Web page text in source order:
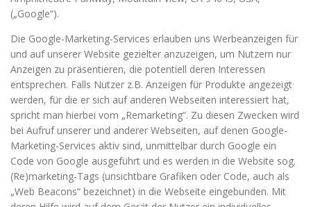
(„Google“).
Die Google-Marketing-Services erlauben uns Werbeanzeigen für
und auf unserer Website gezielter anzuzeigen, um Nutzern nur
Anzeigen zu präsentieren, die potentiell deren Interessen
entsprechen. Falls Nutzer z.B. Anzeigen für Produkte angezeigt
werden, für die er sich auf anderen Webseiten interessiert hat,
spricht man hierbei vom „Remarketing“. Zu diesen Zwecken wird
bei Aufruf unserer und anderer Webseiten, auf denen Google-
Marketing-Services aktiv sind, unmittelbar durch Google ein
Code von Google ausgeführt und es werden in die Website sog.
(Re)marketing-Tags (unsichtbare Grafiken oder Code, auch als
„Web Beacons“ bezeichnet) in die Webseite eingebunden. Mit